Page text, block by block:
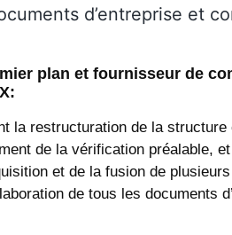
d’entreprise et
plan et fournisseur de
la restructuration de la structure
de la vérification préalable,
et de la fusion de
de tous les documents